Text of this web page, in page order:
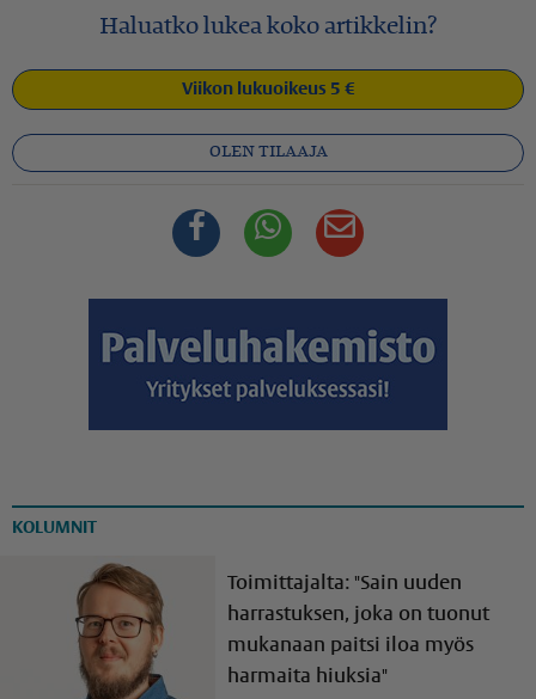
Haluatko lukea koko artikkelin?
Viikon lukuoikeus 5 €
OLEN TILAAJA
FacebookWhatsappSähköposti
KOLUMNIT
Toimittajalta: "Sain uuden
harrastuksen, joka on tuonut
mukanaan paitsi iloa myös
harmaita hiuksia"